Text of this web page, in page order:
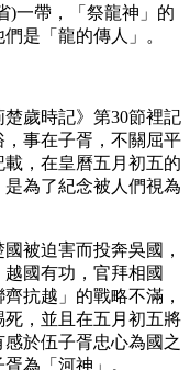
)一帶，「祭龍神」的
是「龍的傳人」。
歲時記》第30節裡記
事在子胥，不關屈平
，在皇曆五月初五的
為了紀念被人們視為
被迫害而投奔吳國，
國有功，官拜相國
抗越」的戰略不滿，
，並且在五月初五將
於伍子胥忠心為國之
為「河神」。